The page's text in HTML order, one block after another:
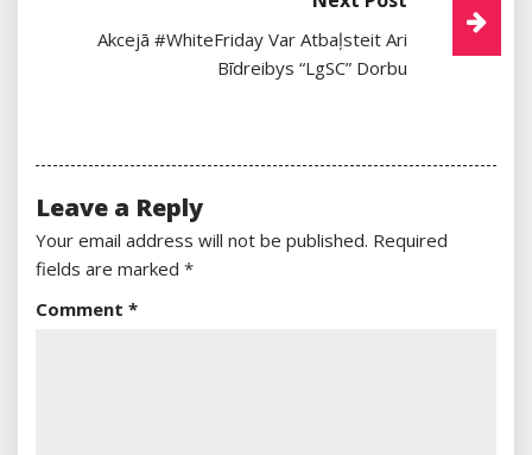
Akcejā #WhiteFriday Var Atbaļsteit Ari
Bīdreibys “LgSC” Dorbu
Leave a Reply
Your email address will not be published. Required
fields are marked *
Comment *